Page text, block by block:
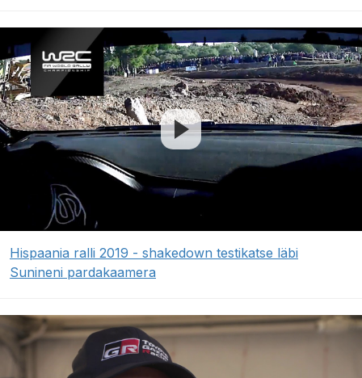
Hispaania ralli 2019 - shakedown testikatse läbi
Sunineni pardakaamera